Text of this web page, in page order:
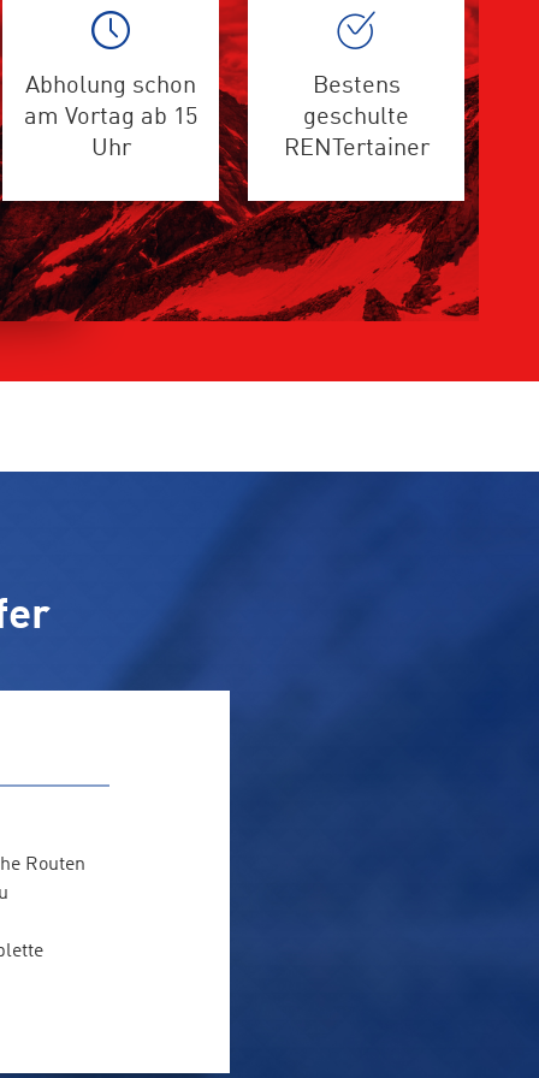
Abholung schon
am Vortag ab 15
Uhr
Bestens
geschulte
RENTertainer
Routen